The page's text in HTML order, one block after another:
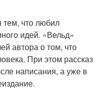
тем, что любил
идей. «Вельд»
автора о том, что
При этом рассказ
написания, а уже в